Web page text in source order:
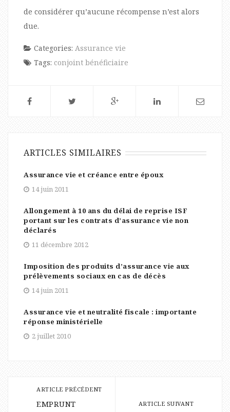
de considérer qu’aucune récompense n’est alors
due.
Categories: Assurance vie
Tags: conjoint bénéficiaire
ARTICLES SIMILAIRES
Assurance vie et créance entre époux
14 juin 2011
Allongement à 10 ans du délai de reprise ISF
portant sur les contrats d’assurance vie non
déclarés
11 décembre 2012
Imposition des produits d’assurance vie aux
prélèvements sociaux en cas de décès
14 juin 2011
Assurance vie et neutralité fiscale : importante
réponse ministérielle
2 juillet 2010
ARTICLE PRÉCÉDENT
EMPRUNT
ARTICLE SUIVANT